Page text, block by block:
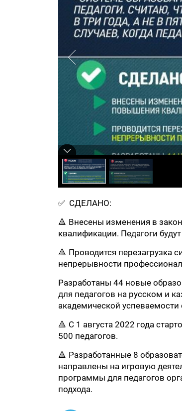
✅ СДЕЛАНО:
🔺 Внесены изменения в
квалификации. Педагоги
🔺 Проводится перезагрузка
непрерывности
Разработаны 44 новые
для педагогов на русском и
академической
🔺 С 1 августа 2022 года
500 педагогов.
🔺 Разработанные 8
направлены на игровую
программы для педагогов
подхода.